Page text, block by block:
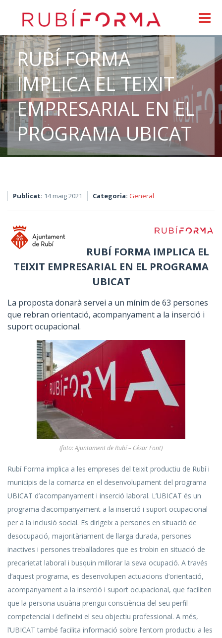
RUBÍ FORMA
IMPLICA EL TEIXIT
EMPRESARIAL EN EL
PROGRAMA UBICAT
Publicat: 14 maig 2021 Categoria: General
RUBÍ FORMA IMPLICA EL
TEIXIT EMPRESARIAL EN EL PROGRAMA
UBICAT
La proposta donarà servei a un mínim de 63 persones
que rebran orientació, acompanyament a la inserció i
suport ocupacional.
(foto: Ajuntament de Rubí – César Font)
Rubí Forma implica a les empreses del teixit productiu de Rubí i
municipis de la comarca en el desenvolupament del programa
UBICAT d’acompanyament i inserció laboral. L’UBICAT és un
programa d’acompanyament a la inserció i suport ocupacional
per a la inclusió social. Es dirigeix a persones en situació de
desocupació, majoritàriament de llarga durada, persones
inactives i persones treballadores que es trobin en situació de
precarietat laboral i busquin millorar la seva ocupació. A través
d’aquest programa, es desenvolupen actuacions d’orientació,
acompanyament a la inserció i suport ocupacional, que faciliten
que la persona usuària prengui consciència del seu perfil
competencial i defineixi el seu objectiu professional. A més,
l’UBICAT també facilita informació sobre l’entorn productiu a les